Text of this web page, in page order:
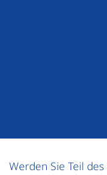
Werden Sie Teil